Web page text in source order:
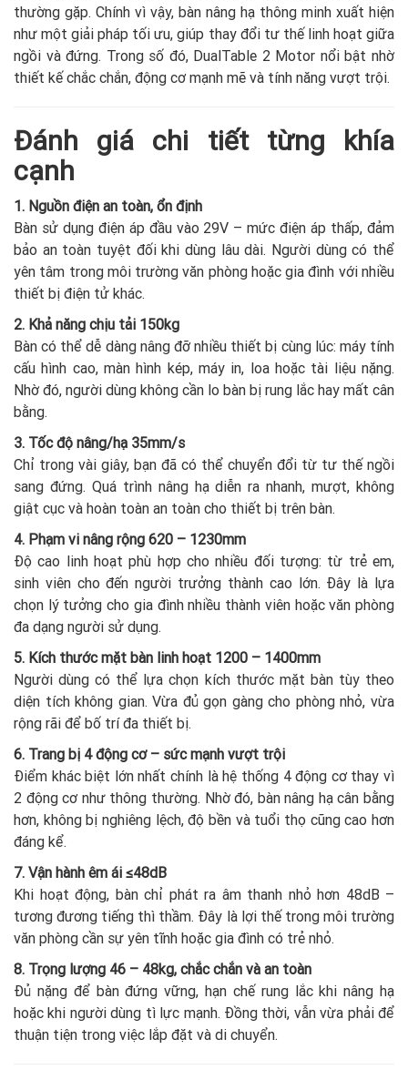
thường gặp. Chính vì vậy, bàn nâng hạ thông minh xuất hiện
như một giải pháp tối ưu, giúp thay đổi tư thế linh hoạt giữa
ngồi và đứng. Trong số đó, DualTable 2 Motor nổi bật nhờ
thiết kế chắc chắn, động cơ mạnh mẽ và tính năng vượt trội.
Đánh giá chi tiết từng khía
cạnh
1. Nguồn điện an toàn, ổn định
Bàn sử dụng điện áp đầu vào 29V – mức điện áp thấp, đảm
bảo an toàn tuyệt đối khi dùng lâu dài. Người dùng có thể
yên tâm trong môi trường văn phòng hoặc gia đình với nhiều
thiết bị điện tử khác.
2. Khả năng chịu tải 150kg
Bàn có thể dễ dàng nâng đỡ nhiều thiết bị cùng lúc: máy tính
cấu hình cao, màn hình kép, máy in, loa hoặc tài liệu nặng.
Nhờ đó, người dùng không cần lo bàn bị rung lắc hay mất cân
bằng.
3. Tốc độ nâng/hạ 35mm/s
Chỉ trong vài giây, bạn đã có thể chuyển đổi từ tư thế ngồi
sang đứng. Quá trình nâng hạ diễn ra nhanh, mượt, không
giật cục và hoàn toàn an toàn cho thiết bị trên bàn.
4. Phạm vi nâng rộng 620 – 1230mm
Độ cao linh hoạt phù hợp cho nhiều đối tượng: từ trẻ em,
sinh viên cho đến người trưởng thành cao lớn. Đây là lựa
chọn lý tưởng cho gia đình nhiều thành viên hoặc văn phòng
đa dạng người sử dụng.
5. Kích thước mặt bàn linh hoạt 1200 – 1400mm
Người dùng có thể lựa chọn kích thước mặt bàn tùy theo
diện tích không gian. Vừa đủ gọn gàng cho phòng nhỏ, vừa
rộng rãi để bố trí đa thiết bị.
6. Trang bị 4 động cơ – sức mạnh vượt trội
Điểm khác biệt lớn nhất chính là hệ thống 4 động cơ thay vì
2 động cơ như thông thường. Nhờ đó, bàn nâng hạ cân bằng
hơn, không bị nghiêng lệch, độ bền và tuổi thọ cũng cao hơn
đáng kể.
7. Vận hành êm ái ≤48dB
Khi hoạt động, bàn chỉ phát ra âm thanh nhỏ hơn 48dB –
tương đương tiếng thì thầm. Đây là lợi thế trong môi trường
văn phòng cần sự yên tĩnh hoặc gia đình có trẻ nhỏ.
8. Trọng lượng 46 – 48kg, chắc chắn và an toàn
Đủ nặng để bàn đứng vững, hạn chế rung lắc khi nâng hạ
hoặc khi người dùng tì lực mạnh. Đồng thời, vẫn vừa phải để
thuận tiện trong việc lắp đặt và di chuyển.